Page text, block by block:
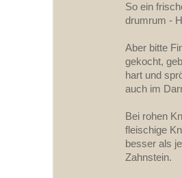
So ein
drumrum -
Aber bitte
gekocht,
hart und
auch im
Bei rohen
fleischige
besser als
Zahnstein.